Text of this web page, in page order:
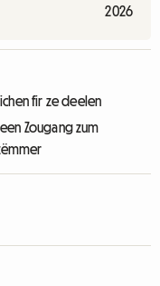
2026
fir ze deelen
Zougang zum